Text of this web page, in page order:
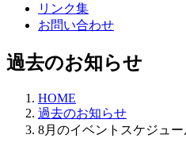
リンク集
お問い合わせ
過去のお知らせ
HOME
過去のお知らせ
8月のイベントスケジュ